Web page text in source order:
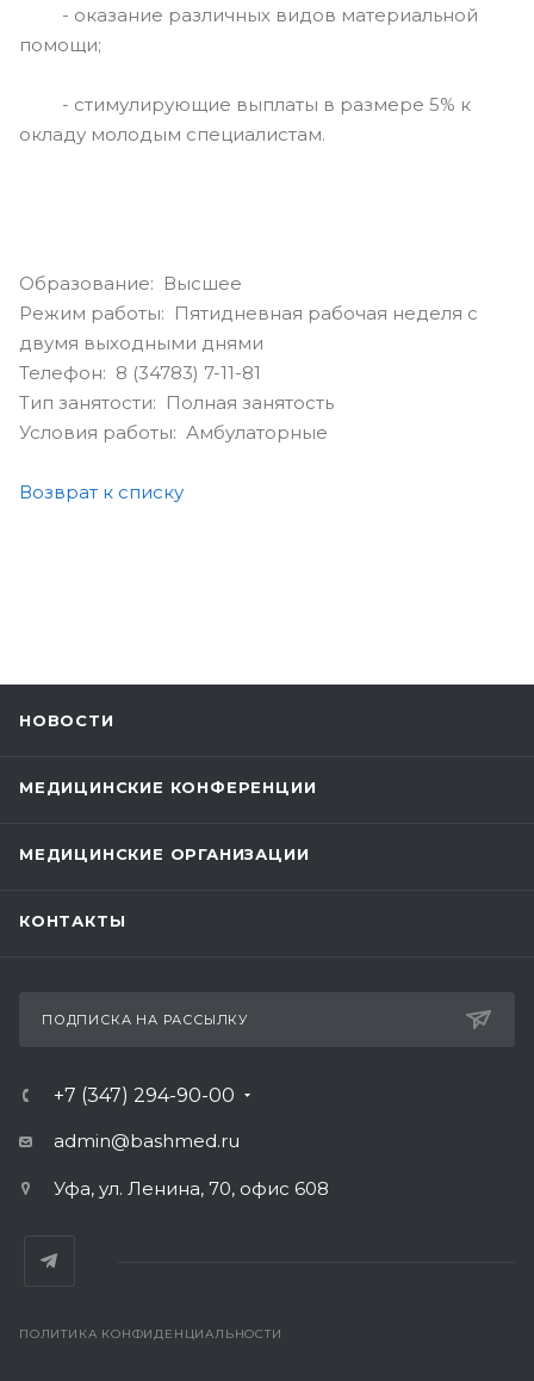
- оказание различных видов материальной
помощи;
- стимулирующие выплаты в размере 5% к
окладу молодым специалистам.
Образование: Высшее
Режим работы: Пятидневная рабочая неделя с
двумя выходными днями
Телефон: 8 (34783) 7-11-81
Тип занятости: Полная занятость
Условия работы: Амбулаторные
Возврат к списку
НОВОСТИ
МЕДИЦИНСКИЕ КОНФЕРЕНЦИИ
МЕДИЦИНСКИЕ ОРГАНИЗАЦИИ
КОНТАКТЫ
ПОДПИСКА НА РАССЫЛКУ
+7 (347) 294-90-00
admin@bashmed.ru
Уфа, ул. Ленина, 70, офис 608
ПОЛИТИКА КОНФИДЕНЦИАЛЬНОСТИ